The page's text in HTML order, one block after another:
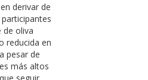
derivar de
de oliva
reducida en
pesar de
más altos
seguir